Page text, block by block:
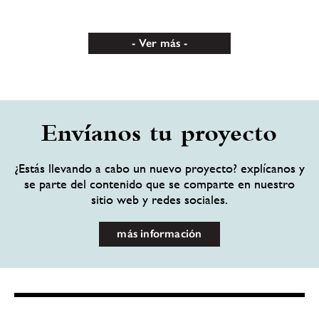
Ver más
Envíanos tu proyecto
¿Estás llevando a cabo un nuevo proyecto? explícanos y
se parte del contenido que se comparte en nuestro
sitio web y redes sociales.
más información